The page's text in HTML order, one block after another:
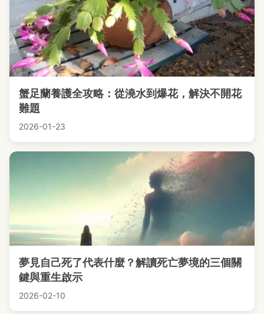
蟹足蘭養護全攻略：從澆水到爆花，解決不開花
難題
2026-01-23
夢見自己死了代表什麼？解讀死亡夢境的三個關
鍵與重生啟示
2026-02-10